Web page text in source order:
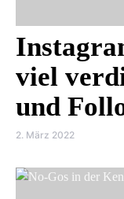
viel
und
2. März 2022